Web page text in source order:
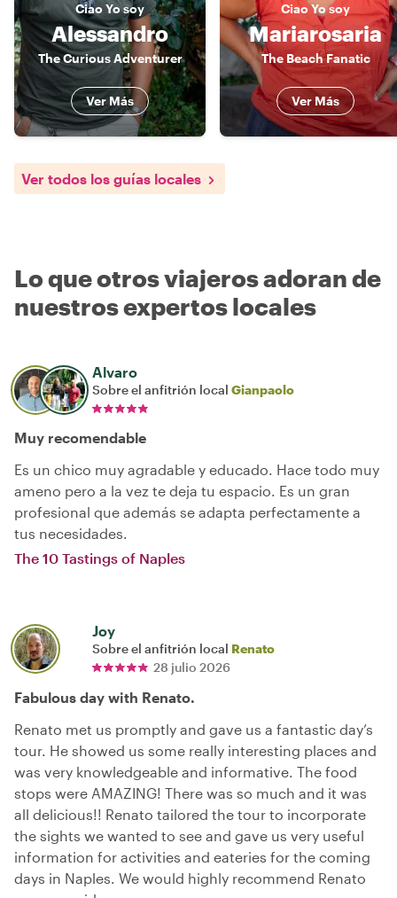
CiaoYo soy
Alessandro
The Curious Adventurer
Ver Más
CiaoYo soy
Mariarosaria
The Beach Fanatic
Ver Más
Ver todos los guías locales
Lo que otros viajeros adoran de
nuestros expertos locales
Alvaro
Sobre el anfitrión local Gianpaolo
Muy recomendable
Es un chico muy agradable y educado. Hace todo muy
ameno pero a la vez te deja tu espacio. Es un gran
profesional que además se adapta perfectamente a
tus necesidades.
The 10 Tastings of Naples
Joy
Sobre el anfitrión local Renato
28 julio 2026
Fabulous day with Renato.
Renato met us promptly and gave us a fantastic day’s
tour. He showed us some really interesting places and
was very knowledgeable and informative. The food
stops were AMAZING! There was so much and it was
all delicious!! Renato tailored the tour to incorporate
the sights we wanted to see and gave us very useful
information for activities and eateries for the coming
days in Naples. We would highly recommend Renato